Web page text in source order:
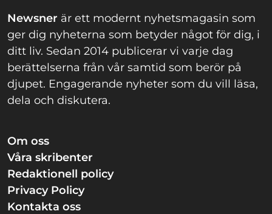
Newsner är ett modernt nyhetsmagasin som
ger dig nyheterna som betyder något för dig, i
ditt liv. Sedan 2014 publicerar vi varje dag
berättelserna från vår samtid som berör på
djupet. Engagerande nyheter som du vill läsa,
dela och diskutera.
Om oss
Våra skribenter
Redaktionell policy
Privacy Policy
Kontakta oss